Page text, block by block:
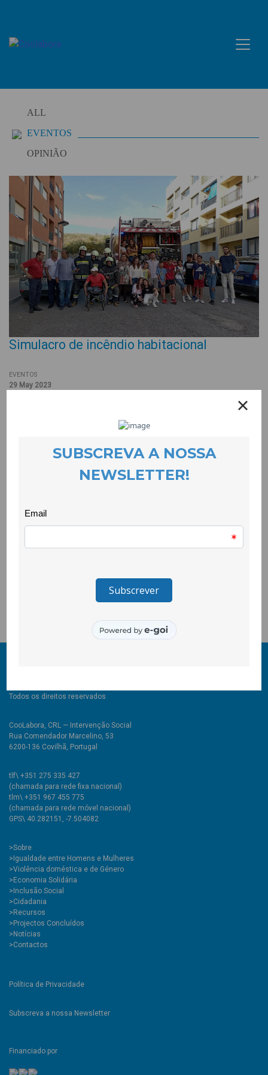
content
ALL
EVENTOS
OPINIÃO
Simulacro de incêndio habitacional
EVENTOS
29 May 2023
Covilhã fez-se este mês um simulacro na Loja Social do Bairro
O simulacro permitiu recriar um incêndio num dos espaços do
autoproteção e segurança contra as catástrofes naturais e
outras.
Programa Escolhas, e é cofinanciado pelo POISE através do
Todos os direitos reservados
CooLabora, CRL — Intervenção Social
Rua Comendador Marcelino, 53
6200-136 Covilhã, Portugal
tlf\ +351 275 335 427
(chamada para rede fixa nacional)
tlm\ +351 967 455 775
(chamada para rede móvel nacional)
GPS\ 40.282151, -7.504082
>Sobre
>Igualdade entre Homens e Mulheres
>Violência doméstica e de Género
>Economia Solidária
>Inclusão Social
>Cidadania
>Recursos
>Projectos Concluídos
>Notícias
>Contactos
Política de Privacidade
Subscreva a nossa Newsletter
Financiado por